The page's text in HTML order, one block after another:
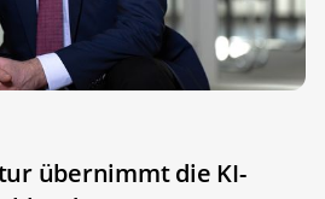
übernimmt die KI-